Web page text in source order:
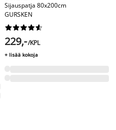
Sijauspatja 80x200cm
GURSKEN






229,-/KPL
+ lisää kokoja